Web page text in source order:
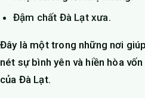
Đậm chất Đà Lạt xưa.
Đây là một trong những nơi
nét sự bình yên và hiền hòa
của Đà Lạt.